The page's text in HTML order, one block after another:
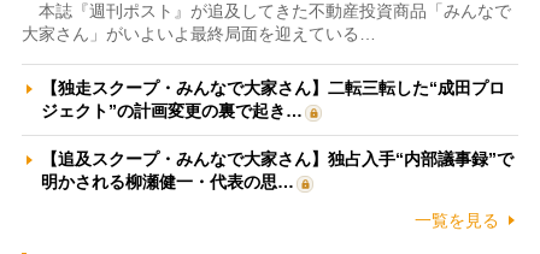
本誌『週刊ポスト』が追及してきた不動産投資商品「みんなで
大家さん」がいよいよ最終局面を迎えている…
【独走スクープ・みんなで大家さん】二転三転した“成田プロ
ジェクト”の計画変更の裏で起き…
【追及スクープ・みんなで大家さん】独占入手“内部議事録”で
明かされる柳瀬健一・代表の思…
一覧を見る